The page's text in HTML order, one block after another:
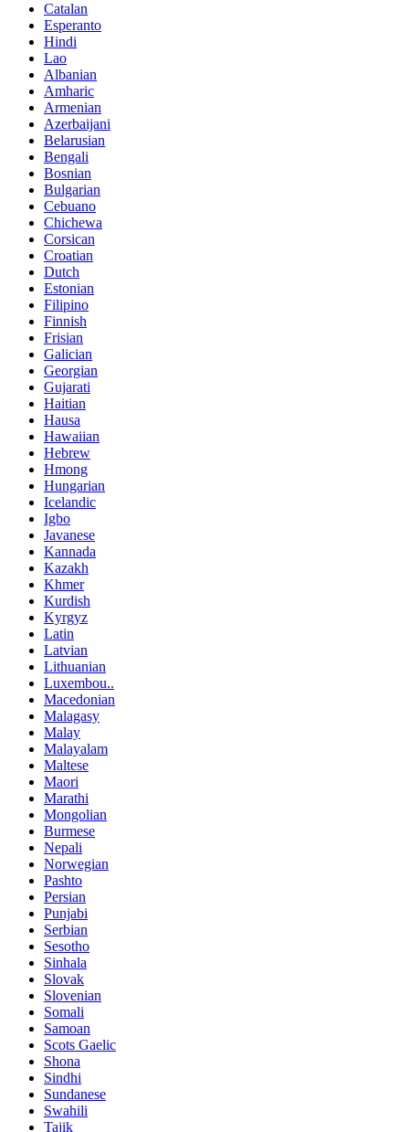
Catalan
Esperanto
Hindi
Lao
Albanian
Amharic
Armenian
Azerbaijani
Belarusian
Bengali
Bosnian
Bulgarian
Cebuano
Chichewa
Corsican
Croatian
Dutch
Estonian
Filipino
Finnish
Frisian
Galician
Georgian
Gujarati
Haitian
Hausa
Hawaiian
Hebrew
Hmong
Hungarian
Icelandic
Igbo
Javanese
Kannada
Kazakh
Khmer
Kurdish
Kyrgyz
Latin
Latvian
Lithuanian
Luxembou..
Macedonian
Malagasy
Malay
Malayalam
Maltese
Maori
Marathi
Mongolian
Burmese
Nepali
Norwegian
Pashto
Persian
Punjabi
Serbian
Sesotho
Sinhala
Slovak
Slovenian
Somali
Samoan
Scots Gaelic
Shona
Sindhi
Sundanese
Swahili
Tajik